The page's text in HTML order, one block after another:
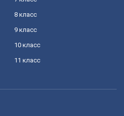
8 класс
9 класс
10 класс
11 класс